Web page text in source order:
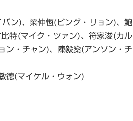
ン)、梁仲恆(ビング・リョン)、鮑
特(マイク・ツァン)、符家浚(カル
ン・チャン)、陳毅燊(アンソン・チ
德(マイケル・ウォン)